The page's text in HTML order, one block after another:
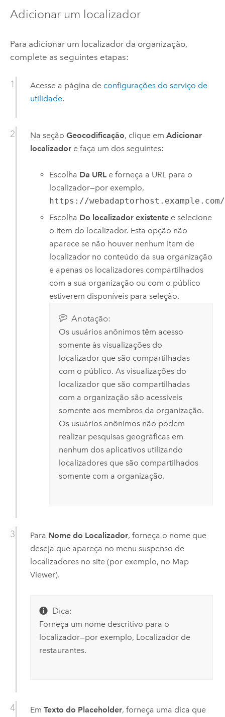
Adicionar um localizador
Para adicionar um localizador da organização,
complete as seguintes etapas:
Acesse a página de configurações do serviço de
utilidade.
Na seção Geocodificação, clique em Adicionar
localizadore faça um dos seguintes:
Escolha Da URL e forneça a URL para o
localizador—por exemplo,
https://
Escolha Do localizador existente e selecione
o item do localizador. Esta opção não
aparece se não houver nenhum item de
localizador no conteúdo da sua organização
e apenas os localizadores compartilhados
com a sua organização ou com o público
estiverem disponíveis para seleção.
Anotação:
Os usuários anônimos têm acesso
somente às visualizações do
localizador que são compartilhadas
com o público. As visualizações do
localizador que são compartilhadas
com a organização são acessíveis
somente aos membros da organização.
Os usuários anônimos não podem
realizar pesquisas geográficas em
nenhum dos aplicativos utilizando
localizadores que são compartilhados
somente com a organização.
Para Nome do Localizador, forneça o nome que
deseja que apareça no menu suspenso de
localizadores no site (por exemplo, no Map
Viewer).
Dica:
Forneça um nome descritivo para o
localizador—por exemplo, Localizador de
restaurantes.
Em Texto do Placeholder, forneça uma dica que